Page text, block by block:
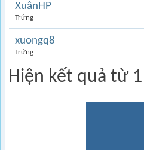
XuânHP
Trứng
xuongq8
Trứng
Hiện kết quả từ